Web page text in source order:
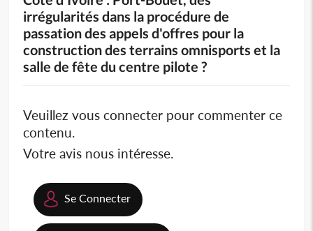
irrégularités dans la procédure de
passation des appels d'offres pour la
construction des terrains omnisports et la
salle de fête du centre pilote ?
Veuillez vous connecter pour commenter ce
contenu.
Votre avis nous intéresse.
Se Connecter